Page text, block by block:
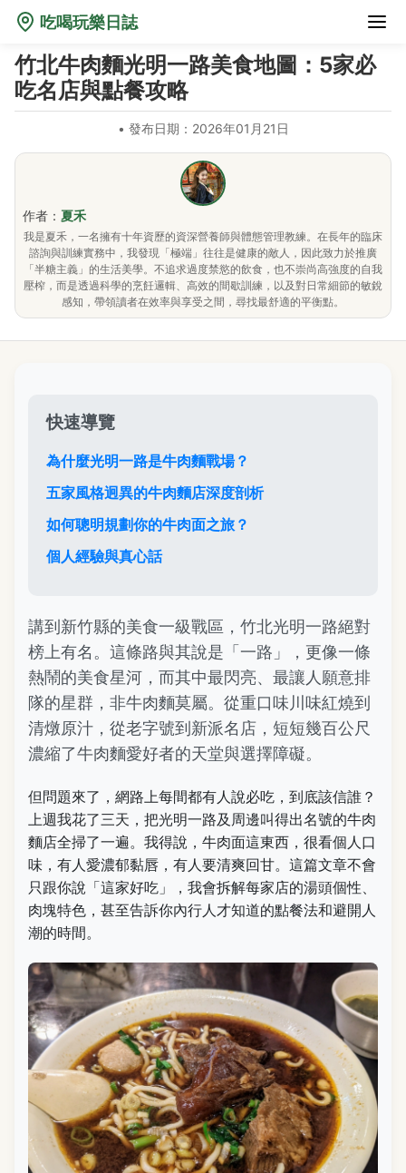
吃喝玩樂日誌
竹北牛肉麵光明一路美食地圖：5家必
吃名店與點餐攻略
• 發布日期：2026年01月21日
作者： 夏禾
我是夏禾，一名擁有十年資歷的資深營養師與體態管理教練。在長年的臨床
諮詢與訓練實務中，我發現「極端」往往是健康的敵人，因此致力於推廣
「半糖主義」的生活美學。不追求過度禁慾的飲食，也不崇尚高強度的自我
壓榨，而是透過科學的烹飪邏輯、高效的間歇訓練，以及對日常細節的敏銳
感知，帶領讀者在效率與享受之間，尋找最舒適的平衡點。
快速導覽
為什麼光明一路是牛肉麵戰場？
五家風格迥異的牛肉麵店深度剖析
如何聰明規劃你的牛肉面之旅？
個人經驗與真心話
講到新竹縣的美食一級戰區，竹北光明一路絕對
榜上有名。這條路與其說是「一路」，更像一條
熱鬧的美食星河，而其中最閃亮、最讓人願意排
隊的星群，非牛肉麵莫屬。從重口味川味紅燒到
清燉原汁，從老字號到新派名店，短短幾百公尺
濃縮了牛肉麵愛好者的天堂與選擇障礙。
但問題來了，網路上每間都有人說必吃，到底該信誰？
上週我花了三天，把光明一路及周邊叫得出名號的牛肉
麵店全掃了一遍。我得說，牛肉面這東西，很看個人口
味，有人愛濃郁黏唇，有人要清爽回甘。這篇文章不會
只跟你說「這家好吃」，我會拆解每家店的湯頭個性、
肉塊特色，甚至告訴你內行人才知道的點餐法和避開人
潮的時間。